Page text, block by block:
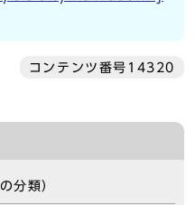
コンテンツ番号14320
分類）